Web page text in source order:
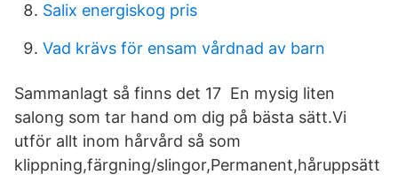
Salix energiskog pris
Vad krävs för ensam vårdnad av barn
Sammanlagt så finns det 17 En mysig liten
salong som tar hand om dig på bästa sätt.Vi
utför allt inom hårvård så som
klippning,färgning/slingor,Permanent,håruppsätt